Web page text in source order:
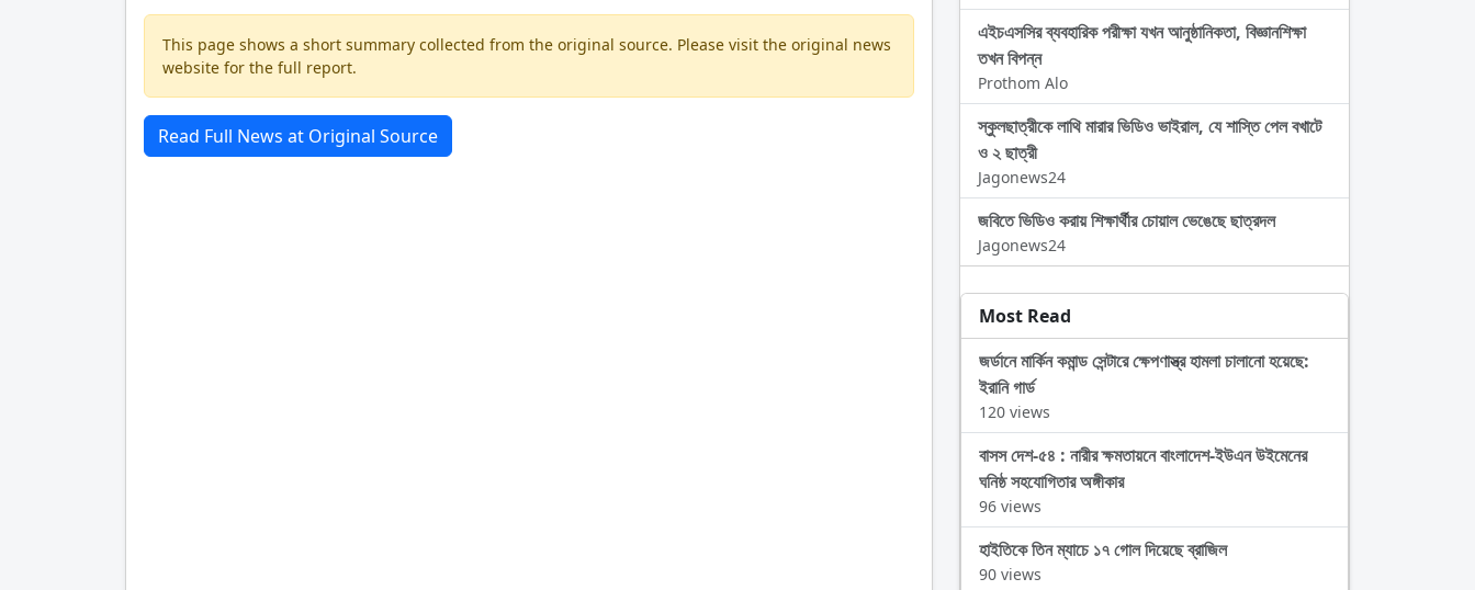
This page shows a short summary collected from the original source. Please visit the original news
website for the full report.
Read Full News at Original Source
এইচএসসির ব্যবহারিক পরীক্ষা যখন আনুষ্ঠানিকতা, বিজ্ঞানশিক্ষা
তখন বিপন্ন
Prothom Alo
স্কুলছাত্রীকে লাথি মারার ভিডিও ভাইরাল, যে শাস্তি পেল বখাটে
ও ২ ছাত্রী
Jagonews24
জবিতে ভিডিও করায় শিক্ষার্থীর চোয়াল ভেঙেছে ছাত্রদল
Jagonews24
Most Read
জর্ডানে মার্কিন কমান্ড সেন্টারে ক্ষেপণাস্ত্র হামলা চালানো হয়েছে:
ইরানি গার্ড
120 views
বাসস দেশ-৫৪ : নারীর ক্ষমতায়নে বাংলাদেশ-ইউএন উইমেনের
ঘনিষ্ঠ সহযোগিতার অঙ্গীকার
96 views
হাইতিকে তিন ম্যাচে ১৭ গোল দিয়েছে ব্রাজিল
90 views